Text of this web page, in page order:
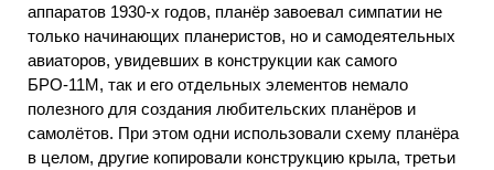
аппаратов 1930-х годов, планёр завоевал симпатии не
только начинающих планеристов, но и самодеятельных
авиаторов, увидевших в конструкции как самого
БРО-11М, так и его отдельных элементов немало
полезного для создания любительских планёров и
самолётов. При этом одни использовали схему планёра
в целом, другие копировали конструкцию крыла, третьи